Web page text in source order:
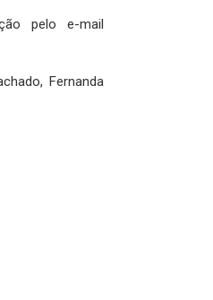
pelo e-mail
Fernanda